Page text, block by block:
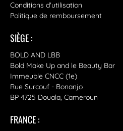
Conditions d'utilisation
Politique de remboursement
SIÈGE :
BOLD AND LBB
Bold Make Up and le Beauty Bar
Immeuble CNCC (1e)
Rue Surcouf - Bonanjo
BP 4725 Douala, Cameroun
FRANCE :